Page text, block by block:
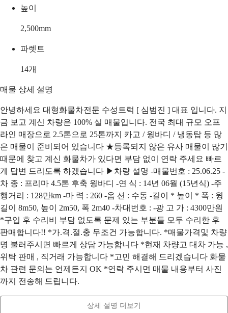
높이
2,500mm
파렛트
14개
매물 상세 설명
안녕하세요 대형화물차전문 수성트럭 [ 심범진 ] 대표 입니다. 지
금 보고 계신 차량은 100% 실 매물입니다. 전국 최대 규모 오프
라인 매장으로 2.5톤으로 25톤까지 카고 / 윙바디 / 냉동탑 등 많
은 매물이 준비되어 있습니다 ★등록되지 않은 유사 매물이 많기
때문에 찾고 계신 화물차가 있다면 부담 없이 연락 주세요 빠르
게 답변 드리도록 하겠습니다 ▶차량 설명 -매물번호 : 25.06.25 -
차 종 : 프리마 4.5톤 후축 윙바디 -연 식 : 14년 06월 (15년식) -주
행거리 : 128만km -마 력 : 260 -옵 션 : 수동 -길이 * 높이 * 폭 : 윙
길이 8m50, 높이 2m50, 폭 2m40 -차대번호 : -광 고 가 : 4300만원
*구입 후 수리비 부담 없도록 문제 있는 부분들 모두 수리한 후
판매합니다!! *가.격.절.충 무조건 가능합니다. *매물가격및 차량
명 불러주시면 빠르게 상담 가능합니다 *현재 차량고 대차 가능 ,
위탁 판매 , 직거래 가능합니다 *고민 해결해 드리겠습니다 화물
차 관련 문의는 언제든지 OK *연락 주시면 매물 내용부터 사진
까지 전송해 드립니다.
상세 설명 더보기